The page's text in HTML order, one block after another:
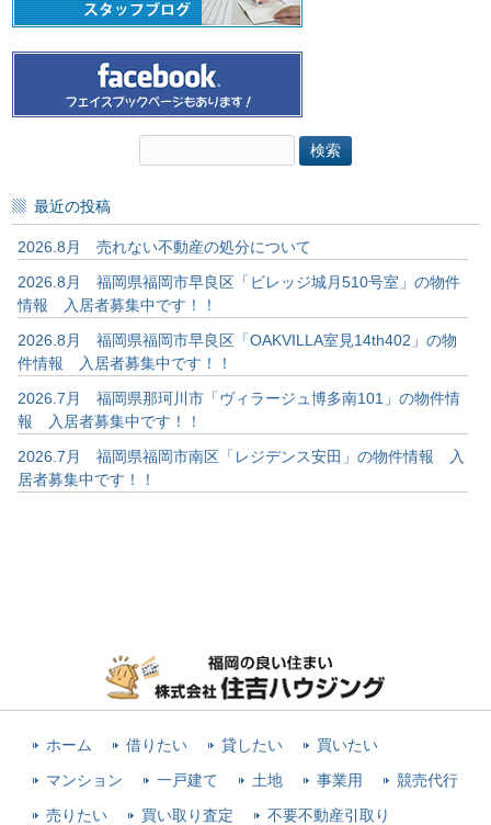
最近の投稿
2026.8月 売れない不動産の処分について
2026.8月 福岡県福岡市早良区「ビレッジ城月510号室」の物件
情報 入居者募集中です！！
2026.8月 福岡県福岡市早良区「OAKVILLA室見14th402」の物
件情報 入居者募集中です！！
2026.7月 福岡県那珂川市「ヴィラージュ博多南101」の物件情
報 入居者募集中です！！
2026.7月 福岡県福岡市南区「レジデンス安田」の物件情報 入
居者募集中です！！
ホーム 借りたい 貸したい 買いたい
マンション 一戸建て 土地 事業用 競売代行
売りたい 買い取り査定 不要不動産引取り